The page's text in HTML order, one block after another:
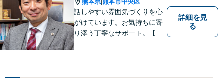
熊本県|熊本市中央区
話しやすい雰囲気づくりを心
がけています。お気持ちに寄
り添う丁寧なサポート。【借
ート。企業からのご相談も承
詳細を見
る